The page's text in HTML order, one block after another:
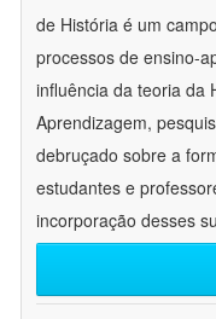
de História é um
processos de ensino-
influência da teoria da
Aprendizagem,
debruçado sobre a
estudantes e
incorporação desses